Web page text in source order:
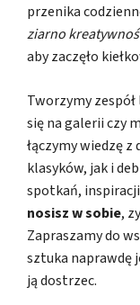
przenika
ziarno
aby zaczęło
Tworzymy
się na galerii czy
łączymy wiedzę
klasyków, jak i
spotkań,
nosisz w sobie,
Zapraszamy do
sztuka naprawdę
ją dostrzec.